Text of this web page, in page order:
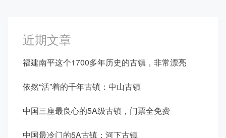
近期文章
福建南平这个1700多年历史的古镇，非常漂亮
依然“活”着的千年古镇：中山古镇
中国三座最良心的5A级古镇，门票全免费
中国最冷门的5A古镇：河下古镇